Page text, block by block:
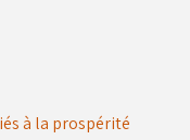
à la prospérité